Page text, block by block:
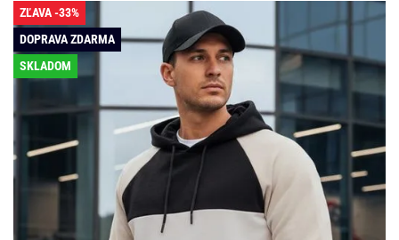
ZĽAVA -33%
DOPRAVA ZDARMA
SKLADOM